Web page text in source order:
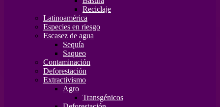
Reciclaje
Latinoamérica
Especies en riesgo
Escasez de agua
Sequía
Saqueo
Contaminación
Deforestación
Extractivismo
Agro
Transgénicos